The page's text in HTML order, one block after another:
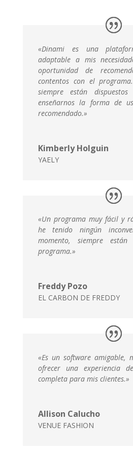
«Dinami es una
adaptable a mis
oportunidad de
contentos con el
siempre están
enseñarnos la forma de
recomendado.»
Kimberly Holguin
YAELY
«Un programa muy fácil y
he tenido ningún
momento, siempre
programa.»
Freddy Pozo
EL CARBON DE FREDDY
«Es un software amigable,
ofrecer una experiencia
completa para mis clientes.»
Allison Calucho
VENUE FASHION